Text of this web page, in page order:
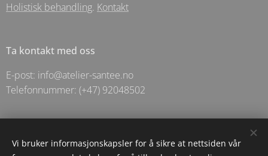
Holistisk behandling. Kontakt
Ta kontakt med oss
E-post: info@atelier-santee.no
Telefonnummer: (+47) 92048502
© 2025 Holistic Apotechary For Santēe As- Langgata 5 - Sandnes
Vi bruker informasjonskapsler for å sikre at nettsiden vår